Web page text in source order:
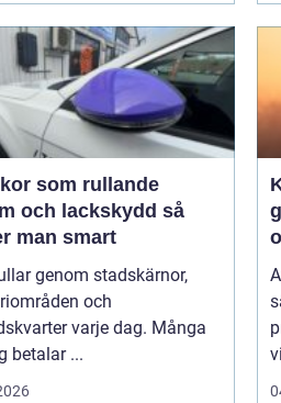
som rullande
och lackskydd så
man smart
genom stadskärnor,
och
varje dag. Många
betalar ...